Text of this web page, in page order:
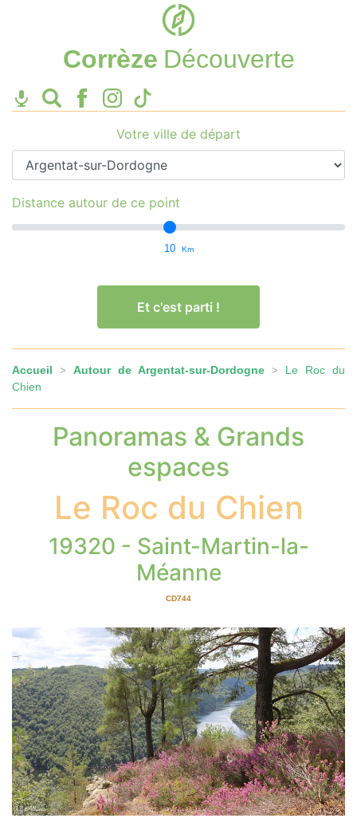
Corrèze Découverte
Votre ville de départ
Distance autour de ce point
10 Km
Et c'est parti !
Accueil > Autour de Argentat-sur-Dordogne > Le Roc du
Chien
Panoramas & Grands
espaces
Le Roc du Chien
19320 - Saint-Martin-la-
Méanne
CD744